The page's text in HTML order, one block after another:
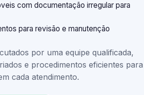
com documentação irregular para
para revisão e manutenção
por uma equipe qualificada,
e procedimentos eficientes para
cada atendimento.